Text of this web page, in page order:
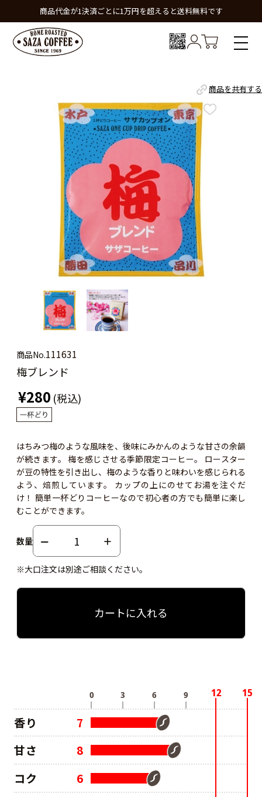
商品代金が1決済ごとに1万円を超えると送料無料です
商品を共有する
商品No.111631
梅ブレンド
¥280 (税込)
はちみつ梅のような風味を、後味にみかんのような甘さの余韻
が続きます。 梅を感じさせる季節限定コーヒー。 ロースター
が豆の特性を引き出し、梅のような香りと味わいを感じられる
よう、焙煎しています。 カップの上にのせてお湯を注ぐだ
け！ 簡単一杯どりコーヒーなので初心者の方でも簡単に楽し
むことができます。
数量
※大口注文は別途ご相談ください。
カートに入れる
香り
7
甘さ
8
コク
6